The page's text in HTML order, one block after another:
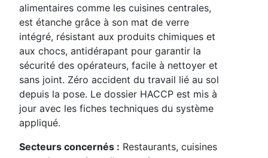
alimentaires comme les cuisines centrales,
est étanche grâce à son mat de verre
intégré, résistant aux produits chimiques et
aux chocs, antidérapant pour garantir la
sécurité des opérateurs, facile à nettoyer et
sans joint. Zéro accident du travail lié au sol
depuis la pose. Le dossier HACCP est mis à
jour avec les fiches techniques du système
appliqué.
Secteurs concernés : Restaurants, cuisines